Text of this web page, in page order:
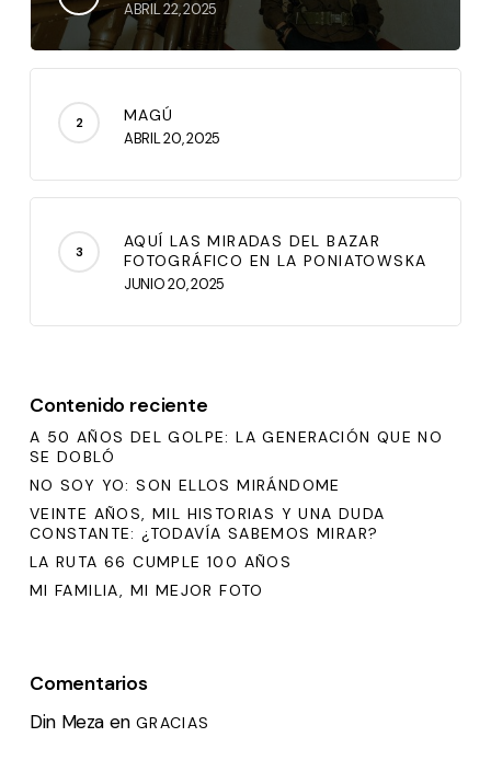
ABRIL 22, 2025
MAGÚ
ABRIL 20, 2025
AQUÍ LAS MIRADAS DEL BAZAR
FOTOGRÁFICO EN LA PONIATOWSKA
JUNIO 20, 2025
Contenido reciente
A 50 AÑOS DEL GOLPE: LA GENERACIÓN QUE NO
SE DOBLÓ
NO SOY YO: SON ELLOS MIRÁNDOME
VEINTE AÑOS, MIL HISTORIAS Y UNA DUDA
CONSTANTE: ¿TODAVÍA SABEMOS MIRAR?
LA RUTA 66 CUMPLE 100 AÑOS
MI FAMILIA, MI MEJOR FOTO
Comentarios
Din Meza en GRACIAS